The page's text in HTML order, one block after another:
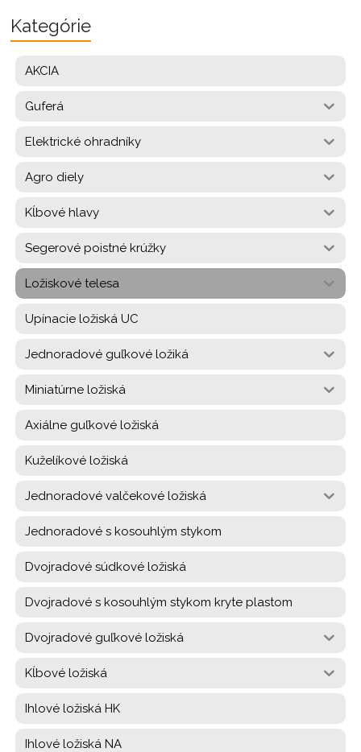
Kategórie
AKCIA
Guferá
Elektrické ohradníky
Agro diely
Kĺbové hlavy
Segerové poistné krúžky
Ložiskové telesa
Upínacie ložiská UC
Jednoradové guľkové ložiká
Miniatúrne ložiská
Axiálne guľkové ložiská
Kuželíkové ložiská
Jednoradové valčekové ložiská
Jednoradové s kosouhlým stykom
Dvojradové súdkové ložiská
Dvojradové s kosouhlým stykom kryte plastom
Dvojradové guľkové ložiská
Kĺbové ložiská
Ihlové ložiská HK
Ihlové ložiská NA